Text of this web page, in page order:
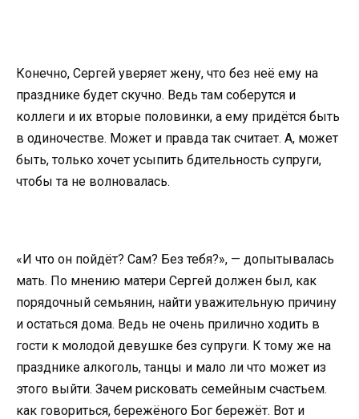
Конечно, Сергей уверяет жену, что без неё ему на
празднике будет скучно. Ведь там соберутся и
коллеги и их вторые половинки, а ему придётся быть
в одиночестве. Может и правда так считает. А, может
быть, только хочет усыпить бдительность супруги,
чтобы та не волновалась.
«И что он пойдёт? Сам? Без тебя?», — допытывалась
мать. По мнению матери Сергей должен был, как
порядочный семьянин, найти уважительную причину
и остаться дома. Ведь не очень прилично ходить в
гости к молодой девушке без супруги. К тому же на
празднике алкоголь, танцы и мало ли что может из
этого выйти. Зачем рисковать семейным счастьем.
как говориться, бережёного Бог бережёт. Вот и